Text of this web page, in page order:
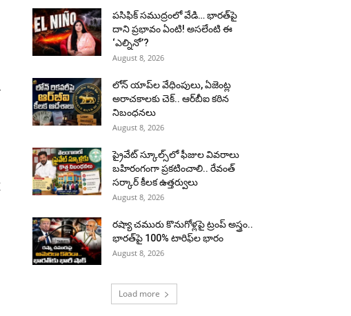
పసిఫిక్ సముద్రంలో వేడి… భారత్‌పై
దాని ప్రభావం ఏంటి! అసలేంటి ఈ
‘ఎల్నినో’?
August 8, 2026
లోన్ యాప్‌ల వేధింపులు, ఏజెంట్ల
అరాచకాలకు చెక్.. ఆర్‌బీఐ కఠిన
నిబంధనలు
August 8, 2026
ప్రైవేట్ స్కూల్స్‌లో ఫీజుల వివరాలు
బహిరంగంగా ప్రకటించాలి.. రేవంత్
సర్కార్ కీలక ఉత్తర్వులు
August 8, 2026
రష్యా చమురు కొనుగోళ్లపై ట్రంప్ అస్త్రం..
భారత్‌పై 100% టారిఫ్‌ల భారం
August 8, 2026
Load more